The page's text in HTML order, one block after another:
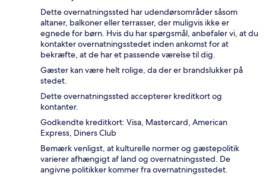
Dette overnatningssted har udendørsområder såsom
altaner, balkoner eller terrasser, der muligvis ikke er
egnede for børn. Hvis du har spørgsmål, anbefaler vi, at du
kontakter overnatningsstedet inden ankomst for at
bekræfte, at de har et passende værelse til dig.
Gæster kan være helt rolige, da der er brandslukker på
stedet.
Dette overnatningssted accepterer kreditkort og
kontanter.
Godkendte kreditkort: Visa, Mastercard, American
Express, Diners Club
Bemærk venligst, at kulturelle normer og gæstepolitik
varierer afhængigt af land og overnatningssted. De
angivne politikker kommer fra overnatningsstedet.